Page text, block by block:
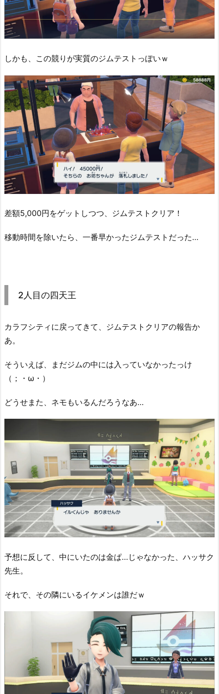
しかも、この競りが実質のジムテストっぽいｗ
差額5,000円をゲットしつつ、ジムテストクリア！
移動時間を除いたら、一番早かったジムテストだった…
2人目の四天王
カラフシティに戻ってきて、ジムテストクリアの報告か
あ。
そういえば、まだジムの中には入っていなかったっけ
（；・ω・）
どうせまた、ネモもいるんだろうなあ…
予想に反して、中にいたのは金ぱ…じゃなかった、ハッサク
先生。
それで、その隣にいるイケメンは誰だｗ